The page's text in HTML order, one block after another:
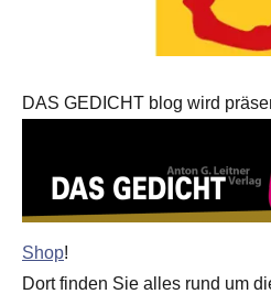
DAS GEDICHT blog wird
Shop!
Dort finden Sie alles rund um